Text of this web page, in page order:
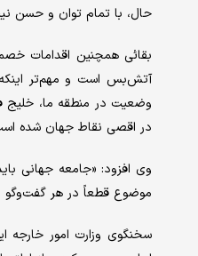
حال، با تمام توان و حسن
آتش‌بس است و مهم‌تر اینکه
وضعیت در منطقه ما، خلیج
در اقصی نقاط جهان شده
وی افزود: «جامعه جهانی
موضوع قطعاً در هر گفت‌وگو
سخنگوی وزارت امور خارجه